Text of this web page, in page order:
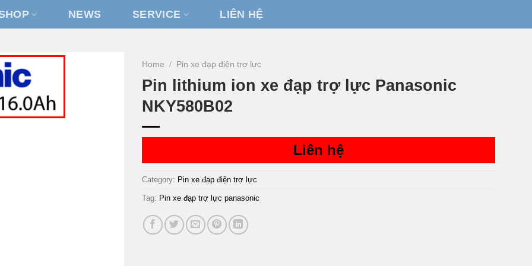
NEWS SERVICE LIÊN HỆ
Home / Pin xe đạp điện trợ lực
Pin lithium ion xe đạp trợ lực Panasonic
NKY580B02
Liên hệ
Category: Pin xe đạp điện trợ lực
Tag: Pin xe đạp trợ lực panasonic